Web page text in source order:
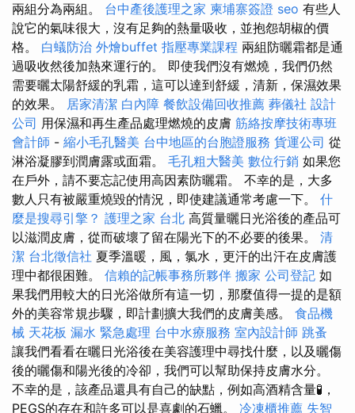
兩組分為兩組。 台中產後護理之家 柬埔寨簽證 seo 有些人
說它的氣味很大，沒有足夠的熱量吸收，並抱怨胡椒的價
格。 白蟻防治 外燴buffet 指壓專業課程 兩組防曬霜都是通
過吸收然後加熱來運行的。 即使我們沒有燃燒，我們仍然
需要曬太陽舒緩的乳霜，這可以達到舒緩，清新，保濕效果
的效果。 居家清潔 白內障 餐飲設備回收推薦 葬儀社 設計
公司 用保濕和再生產品處理燃燒的皮膚 筋絡按摩技術專班
會計師 - 縮小毛孔醫美 台中地區的台胞證服務 貨運公司 從
淋浴凝膠到潤膚露或面霜。 毛孔粗大醫美 數位行銷 如果您
在戶外，請不要忘記使用高因素防曬霜。 不幸的是，大多
數人只有被嚴重燒毀的情況，即使建議通常考慮一下。 什
麼是搜尋引擎？ 護理之家 台北 高質量曬日光浴後的產品可
以滋潤皮膚，從而破壞了留在陽光下的不必要的後果。 清
潔 台北徵信社 夏季溫暖，風，氯水，更汗的出汗在皮膚護
理中都很困難。 信賴的記帳事務所夥伴 搬家 公司登記 如
果我們用較大的日光浴做所有這一切，那麼值得一提的是額
外的美容常規步驟，即計劃擴大我們的皮膚美感。 食品機
械 天花板 漏水 緊急處理 台中水療服務 室內設計師 跳蚤
讓我們看看在曬日光浴後在美容護理中尋找什麼，以及曬傷
後的曬傷和陽光後的冷卻，我們可以幫助保持皮膚水分。
不幸的是，該產品還具有自己的缺點，例如高酒精含量🧪，
PEGS的存在和許多可以是喜劇的石蠟。 冷凍櫃推薦 失智